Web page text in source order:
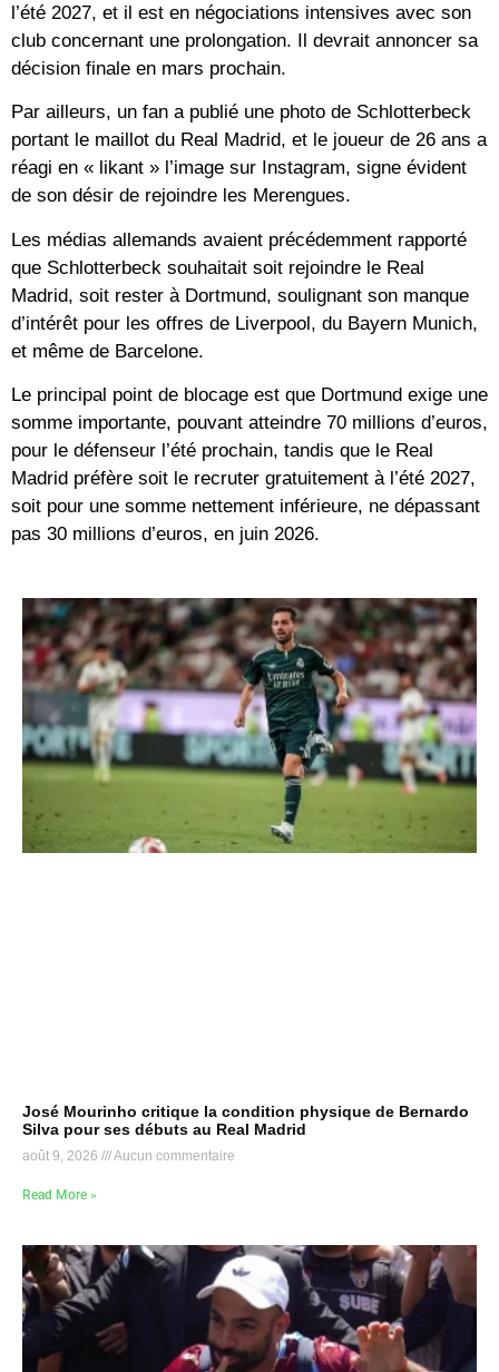
l’été 2027, et il est en négociations intensives avec son
club concernant une prolongation. Il devrait annoncer sa
décision finale en mars prochain.
Par ailleurs, un fan a publié une photo de Schlotterbeck
portant le maillot du Real Madrid, et le joueur de 26 ans a
réagi en « likant » l’image sur Instagram, signe évident
de son désir de rejoindre les Merengues.
Les médias allemands avaient précédemment rapporté
que Schlotterbeck souhaitait soit rejoindre le Real
Madrid, soit rester à Dortmund, soulignant son manque
d’intérêt pour les offres de Liverpool, du Bayern Munich,
et même de Barcelone.
Le principal point de blocage est que Dortmund exige une
somme importante, pouvant atteindre 70 millions d’euros,
pour le défenseur l’été prochain, tandis que le Real
Madrid préfère soit le recruter gratuitement à l’été 2027,
soit pour une somme nettement inférieure, ne dépassant
pas 30 millions d’euros, en juin 2026.
José Mourinho critique la condition physique de Bernardo
Silva pour ses débuts au Real Madrid
août 9, 2026 Aucun commentaire
Read More »